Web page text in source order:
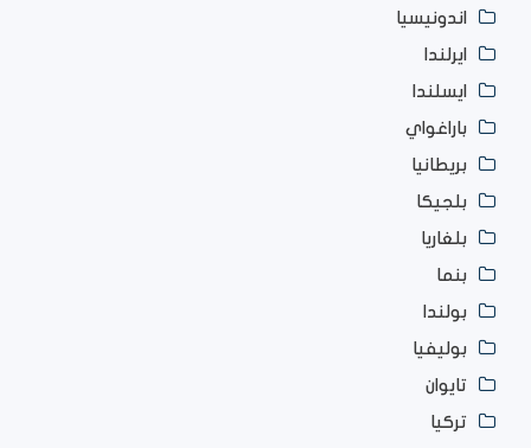
اندونيسيا
ايرلندا
ايسلندا
باراغواي
بريطانيا
بلجيكا
بلغاريا
بنما
بولندا
بوليفيا
تايوان
تركيا